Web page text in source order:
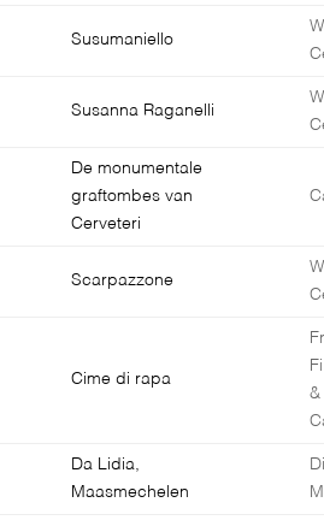
Susumaniello
Susanna Raganelli
De monumentale
graftombes van
Cerveteri
Scarpazzone
Cime di rapa
&
Da Lidia,
Maasmechelen